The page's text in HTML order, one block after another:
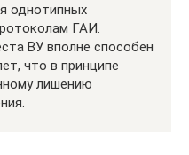
однотипных
ГАИ.
ВУ вполне способен
что в принципе
лишению